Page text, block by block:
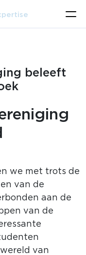
beleeft
we met trots de
van de
aan de
van de
van